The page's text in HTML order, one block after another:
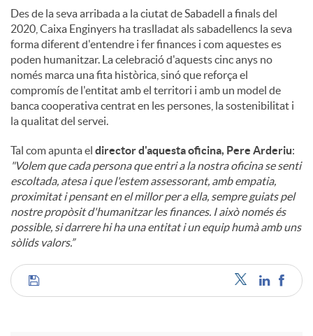
Des de la seva arribada a la ciutat de Sabadell a finals del
2020, Caixa Enginyers ha traslladat als sabadellencs la seva
forma diferent d'entendre i fer finances i com aquestes es
poden humanitzar. La celebració d'aquests cinc anys no
només marca una fita històrica, sinó que reforça el
compromís de l'entitat amb el territori i amb un model de
banca cooperativa centrat en les persones, la sostenibilitat i
la qualitat del servei.
Tal com apunta el director d'aquesta oficina, Pere Arderiu:
"Volem que cada persona que entri a la nostra oficina se senti
escoltada, atesa i que l'estem assessorant, amb empatia,
proximitat i pensant en el millor per a ella, sempre guiats pel
nostre propòsit d'humanitzar les finances. I això només és
possible, si darrere hi ha una entitat i un equip humà amb uns
sòlids valors.”
C